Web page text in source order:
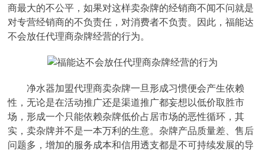
商最大的不公平，如果对这样卖杂牌的经销商不闻不问就是
对专营经销商的不负责任，对消费者不负责。因此，福能达
不会放任代理商杂牌经营的行为。
净水器加盟代理商卖杂牌一旦形成习惯便会产生依赖
性，无论是在活动推广还是渠道推广都妄想以低价取胜市
场，形成一个只能依赖杂牌低价占居市场的恶性循环，其
实，卖杂牌并不是一本万利的生意。杂牌产品质量差、售后
问题多，增加的服务成本和信用透支都是不可持续发展的导